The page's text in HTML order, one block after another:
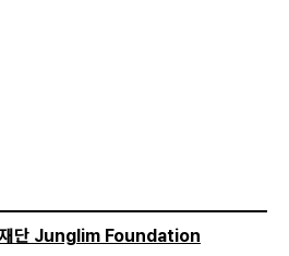
재단 Junglim Foundation